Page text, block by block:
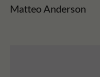
Matteo Anderson